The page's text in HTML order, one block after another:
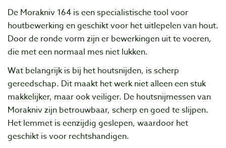
De Morakniv 164 is een specialistische tool voor
houtbewerking en geschikt voor het uitlepelen van hout.
Door de ronde vorm zijn er bewerkingen uit te voeren,
die met een normaal mes niet lukken.
Wat belangrijk is bij het houtsnijden, is scherp
gereedschap. Dit maakt het werk niet alleen een stuk
makkelijker, maar ook veiliger. De houtsnijmessen van
Morakniv zijn betrouwbaar, scherp en goed te slijpen.
Het lemmet is eenzijdig geslepen, waardoor het
geschikt is voor rechtshandigen.